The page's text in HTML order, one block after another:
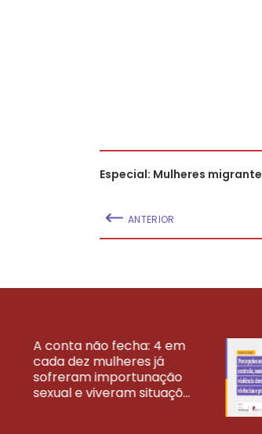
Especial: Mulheres
ANTERIOR
A conta não fecha: 4 em
cada dez mulheres já
sofreram importunação
sexual e viveram situaçõ...